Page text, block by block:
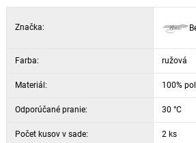
Značka:
Farba: ružová
Materiál: 100%
Odporúčané pranie: 30 °C
Počet kusov v sade: 2 ks